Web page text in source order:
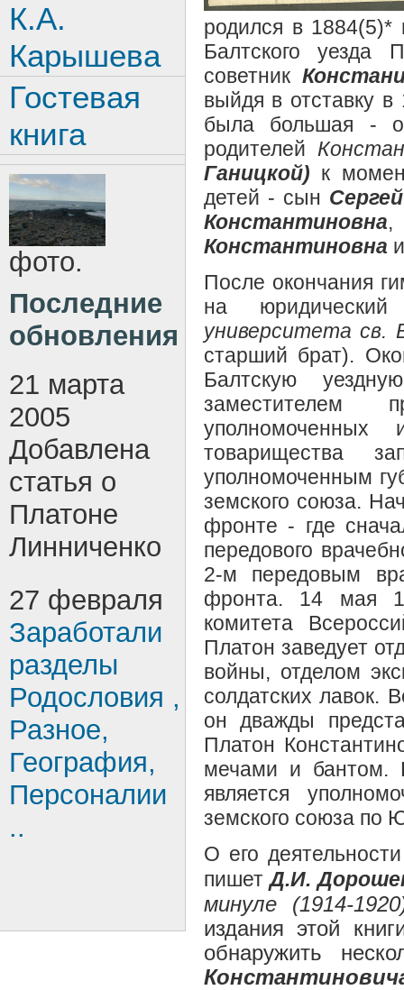
родился в 1884(5)*
Балтского уезда
советник
выйдя в отставку
была большая -
родителей
Ганицкой) к
детей - сын
Константиновна
Константиновна
После окончания
на юридический
университета св.
старший брат).
Балтскую
заместителем
уполномоченных
товарищества
уполномоченным
земского союза.
фронте - где
передового
2-м передовым
фронта. 14 мая
комитета
Платон заведует
войны, отделом
солдатских лавок.
он дважды
Платон
мечами и бантом.
является
земского союза по
О его
пишетД.И.
минуле (1914-
издания этой
обнаружить
К.А.
Карышева
Гостевая
книга
фото.
Последние
обновления
21 марта
2005
Добавлена
статья о
Платоне
Линниченко
27 февраля
Заработали
разделы
Родословия ,
Разное,
География,
Персоналии
..